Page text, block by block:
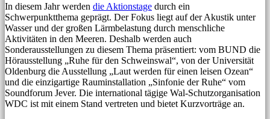
In diesem Jahr werden die Aktionstage durch ein
Schwerpunktthema geprägt. Der Fokus liegt auf der Akustik unter
Wasser und der großen Lärmbelastung durch menschliche
Aktivitäten in den Meeren. Deshalb werden auch
Sonderausstellungen zu diesem Thema präsentiert: vom BUND die
Hörausstellung „Ruhe für den Schweinswal“, von der Universität
Oldenburg die Ausstellung „Laut werden für einen leisen Ozean“
und die einzigartige Rauminstallation „Sinfonie der Ruhe“ vom
Soundforum Jever. Die international tägige Wal-Schutzorganisation
WDC ist mit einem Stand vertreten und bietet Kurzvorträge an.